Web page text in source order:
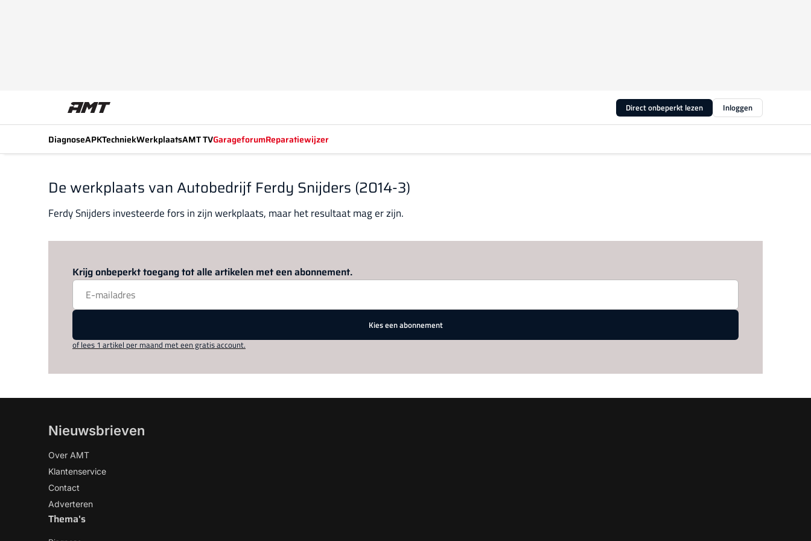
Direct onbeperkt lezen Inloggen
DiagnoseAPKTechniekWerkplaatsAMT TVGarageforumReparatiewijzer
De werkplaats van Autobedrijf Ferdy Snijders (2014-3)
Ferdy Snijders investeerde fors in zijn werkplaats, maar het resultaat mag er zijn.
Krijg onbeperkt toegang tot alle artikelen met een abonnement.
Kies een abonnement
of lees 1 artikel per maand met een gratis account.
Nieuwsbrieven
Over AMT
Klantenservice
Contact
Adverteren
Thema's